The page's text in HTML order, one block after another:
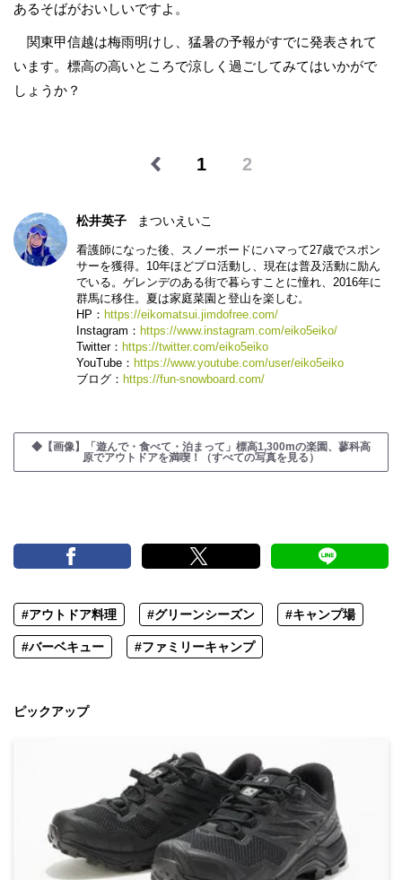
あるそばがおいしいですよ。
関東甲信越は梅雨明けし、猛暑の予報がすでに発表されて
います。標高の高いところで涼しく過ごしてみてはいかがで
しょうか？
1 2
松井英子 まついえいこ
看護師になった後、スノーボードにハマって27歳でスポン
サーを獲得。10年ほどプロ活動し、現在は普及活動に励ん
でいる。ゲレンデのある街で暮らすことに憧れ、2016年に
群馬に移住。夏は家庭菜園と登山を楽しむ。
HP： https://eikomatsui.jimdofree.com/
Instagram： https://www.instagram.com/eiko5eiko/
Twitter： https://twitter.com/eiko5eiko
YouTube： https://www.youtube.com/user/eiko5eiko
ブログ： https://fun-snowboard.com/
◆【画像】「遊んで・食べて・泊まって」標高1,300mの楽園、蓼科高
原でアウトドアを満喫！（すべての写真を見る）
#アウトドア料理 #グリーンシーズン #キャンプ場
#バーベキュー #ファミリーキャンプ
ピックアップ